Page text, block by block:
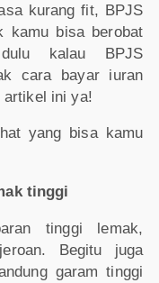
kurang fit, BPJS
kamu bisa berobat
kalau BPJS
cara bayar iuran
artikel ini ya!
yang bisa kamu
tinggi
tinggi lemak,
Begitu juga
garam tinggi